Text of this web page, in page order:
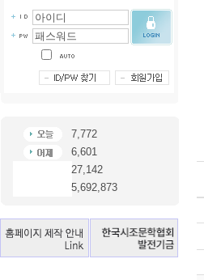
7,772
6,601
27,142
5,692,873